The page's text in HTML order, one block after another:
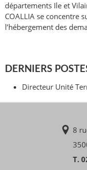
départements Ile et
COALLIA se concentre
l’hébergement des
DERNIERS
Directeur Unité
8
T.